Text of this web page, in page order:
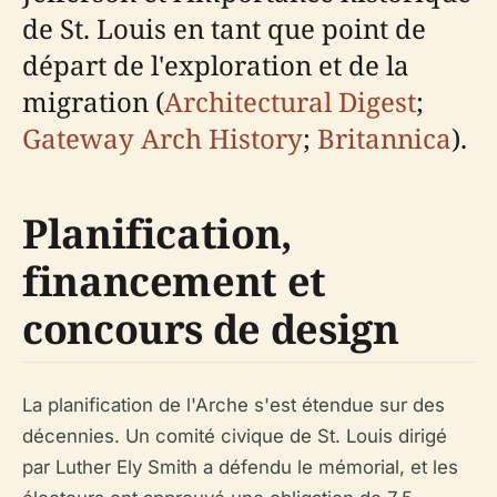
de St. Louis en tant que point de
départ de l'exploration et de la
migration (Architectural Digest;
Gateway Arch History; Britannica).
Planification,
financement et
concours de design
La planification de l'Arche s'est étendue sur des
décennies. Un comité civique de St. Louis dirigé
par Luther Ely Smith a défendu le mémorial, et les